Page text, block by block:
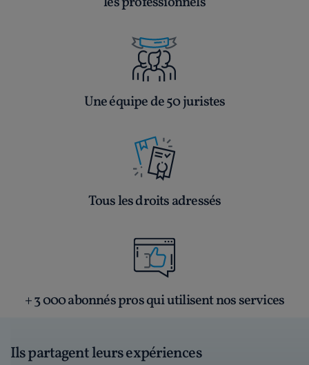
Une équipe de 50 juristes
Tous les droits adressés
+ 3 000 abonnés pros qui utilisent nos services
Ils partagent leurs expériences